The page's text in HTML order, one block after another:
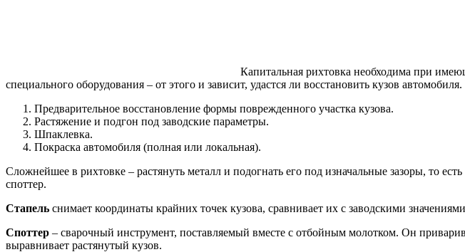
Капитальная рихтовка необходима при
специального оборудования – от этого и зависит, удастся ли восстановить кузов автомобиля.
Предварительное восстановление формы поврежденного участка кузова.
Растяжение и подгон под заводские параметры.
Шпаклевка.
Покраска автомобиля (полная или локальная).
Сложнейшее в рихтовке – растянуть металл и подогнать его под изначальные зазоры, то
споттер.
Стапель снимает координаты крайних точек кузова, сравнивает их с заводскими
Споттер – сварочный инструмент, поставляемый вместе с отбойным молотком. Он
выравнивает растянутый кузов.